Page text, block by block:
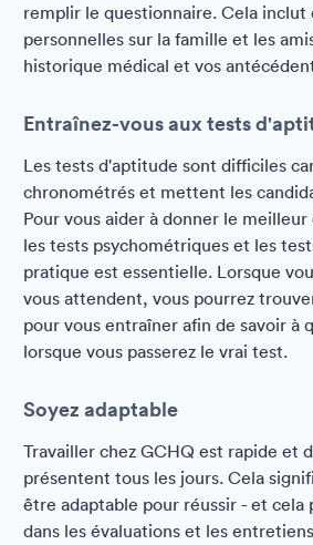
remplir le questionnaire. Cela inclut
personnelles sur la famille et les
historique médical et vos
Entraînez-vous aux tests
Les tests d'aptitude sont difficiles
chronométrés et mettent les
Pour vous aider à donner le
les tests psychométriques et les
pratique est essentielle. Lorsque
vous attendent, vous pourrez
pour vous entraîner afin de savoir à
lorsque vous passerez le vrai test.
Soyez adaptable
Travailler chez GCHQ est rapide et
présentent tous les jours. Cela
être adaptable pour réussir - et cela
dans les évaluations et les